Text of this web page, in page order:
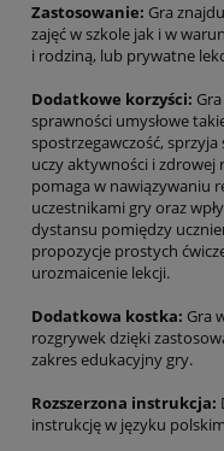
Zastosowanie: Gra
zajęć w szkole jak i w
i rodziną, lub prywatne
Dodatkowe korzyści:
sprawności umysłowe
spostrzegawczość,
uczy aktywności i zdrowej
pomaga w nawiązywaniu
uczestnikami gry oraz
dystansu pomiędzy
propozycje prostych
urozmaicenie lekcji.
Dodatkowa kostka: Gra
rozgrywek dzięki
zakres edukacyjny gry.
Rozszerzona instrukcja:
instrukcję w języku